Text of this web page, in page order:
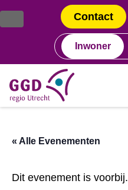
naar
de
naar
de
Contact
Inwoner
« Alle Evenementen
Dit evenement is voorbij.